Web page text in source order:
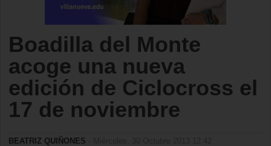
Boadilla del Monte
acoge una nueva
edición de Ciclocross el
17 de noviembre
BEATRIZ QUIÑONES